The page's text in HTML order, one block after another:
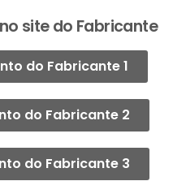
site do Fabricante
do Fabricante 1
do Fabricante 2
do Fabricante 3